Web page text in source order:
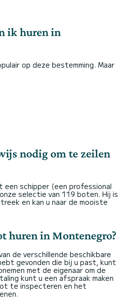
ik huren in
op deze bestemming. Maar
nodig om te zeilen
een schipper (een professional
selectie van 119 boten. Hij is
en kan u naar de mooiste
huren in Montenegro?
de verschillende beschikbare
gevonden die bij u past, kunt
met de eigenaar om de
kunt u een afspraak maken
te inspecteren en het